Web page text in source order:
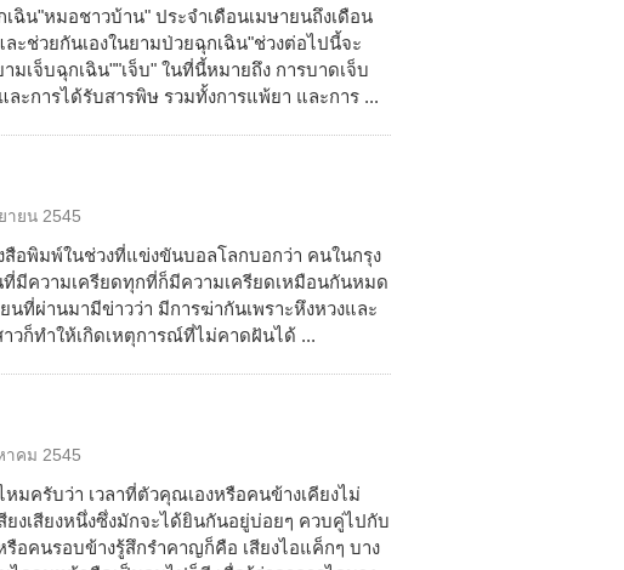
ฉิน"หมอชาวบ้าน" ประจำเดือนเมษายนถึงเดือน
ะช่วยกันเองในยามป่วยฉุกเฉิน"ช่วงต่อไปนี้จะ
มเจ็บฉุกเฉิน""เจ็บ" ในที่นี้หมายถึง การบาดเจ็บ
ะการได้รับสารพิษ รวมทั้งการแพ้ยา และการ ...
ายน 2545
อพิมพ์ในช่วงที่แข่งขันบอลโลกบอกว่า คนในกรุง
ที่มีความเครียดทุกที่ก็มีความเครียดเหมือนกันหมด
ที่ผ่านมามีข่าวว่า มีการฆ่ากันเพราะหึงหวงและ
าวก็ทำให้เกิดเหตุการณ์ที่ไม่คาดฝันได้ ...
าคม 2545
มครับว่า เวลาที่ตัวคุณเองหรือคนข้างเคียงไม่
ยงเสียงหนึ่งซึ่งมักจะได้ยินกันอยู่บ่อยๆ ควบคู่ไปกับ
รือคนรอบข้างรู้สึกรำคาญก็คือ เสียงไอแค็กๆ บาง